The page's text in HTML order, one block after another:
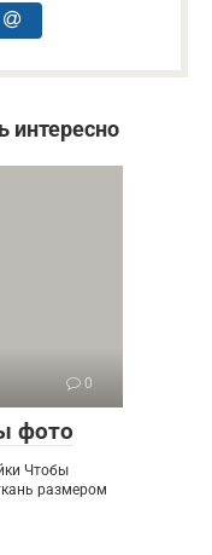
0
фото
Чтобы
размером